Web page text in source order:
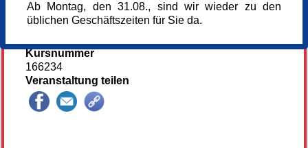
Sabine Lemke
Anmeldung bis
Kursnummer
166234
Veranstaltung teilen
Ab Montag, den 31.08., sind wir wieder zu den
üblichen Geschäftszeiten für Sie da.